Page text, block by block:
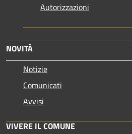
Autorizzazioni
NOVITÀ
Notizie
Comunicati
Avvisi
VIVERE IL COMUNE